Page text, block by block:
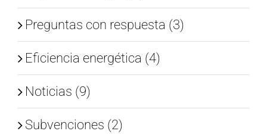
Preguntas con respuesta (3)
Eficiencia energética (4)
Noticias (9)
Subvenciones (2)